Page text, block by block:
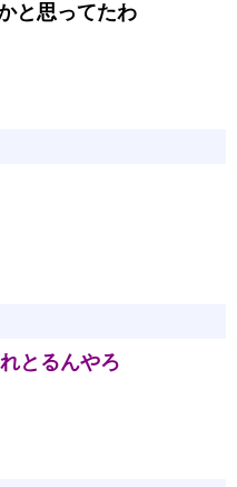
と思ってたわ
とるんやろ